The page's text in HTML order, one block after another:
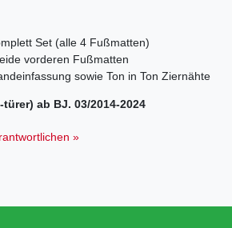
Set (alle 4 Fußmatten)
vorderen Fußmatten
sowie Ton in Ton Ziernähte
ab BJ. 03/2014-2024
»